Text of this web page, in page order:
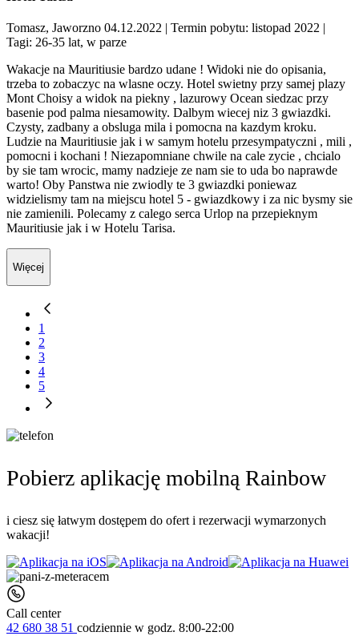
Tomasz, Jaworzno 04.12.2022 | Termin pobytu: listopad 2022 |
Tagi: 26-35 lat, w parze
Wakacje na Mauritiusie bardzo udane ! Widoki nie do opisania,
trzeba to zobaczyc na wlasne oczy. Hotel swietny przy samej plazy
Mont Choisy a widok na piekny , lazurowy Ocean siedzac przy
basenie pod palma niesamowity. Dalbym wiecej niz 3 gwiazdki.
Czysty, zadbany a obsluga mila i pomocna na kazdym kroku.
Ludzie na Mauritiusie jak i w samym hotelu przesympatyczni , mili ,
pomocni i kochani ! Niezapomniane chwile na cale zycie , chcialo
by sie tam wrocic, mamy nadzieje ze nam sie to uda bo naprawde
warto! Oby Panstwa nie zwiodly te 3 gwiazdki poniewaz
widzielismy tam na miejscu hotel 5 - gwiazdkowy i za nic bysmy sie
nie zamienili. Polecamy z calego serca Urlop na przepieknym
Mauritiusie jak i w Hotelu Tarisa.
Więcej
1
2
3
4
5
Pobierz aplikację mobilną Rainbow
i ciesz się łatwym dostępem do ofert i rezerwacji wymarzonych
wakacji!
Call center
42 680 38 51 codziennie w godz. 8:00-22:00